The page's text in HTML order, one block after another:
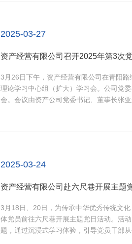
2025-03-27
资产经营有限公司召开2025年第3次
3月26日下午，资产经营有限公司在青阳
理论学习中心组（扩大）学习会。公司党
会。会议由资产公司党委书记、董事长张
2025-03-24
资产经营有限公司赴六尺巷开展主题
3月18日、20日，为传承中华优秀传统文
体党员前往六尺巷开展主题党日活动。活
题，通过沉浸式学习体验，引导党员干部